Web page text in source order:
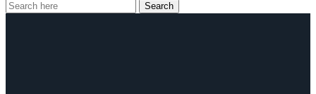
Search